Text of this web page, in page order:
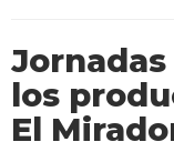
los
El